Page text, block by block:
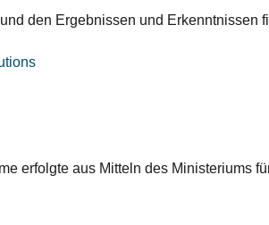
den Ergebnissen und Erkenntnissen
erfolgte aus Mitteln des Ministeriums